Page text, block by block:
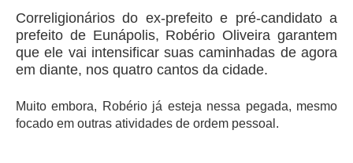
Correligionários do ex-prefeito e pré-candidato a
prefeito de Eunápolis, Robério Oliveira garantem
que ele vai intensificar suas caminhadas de agora
em diante, nos quatro cantos da cidade.
Muito embora, Robério já esteja nessa pegada, mesmo
focado em outras atividades de ordem pessoal.